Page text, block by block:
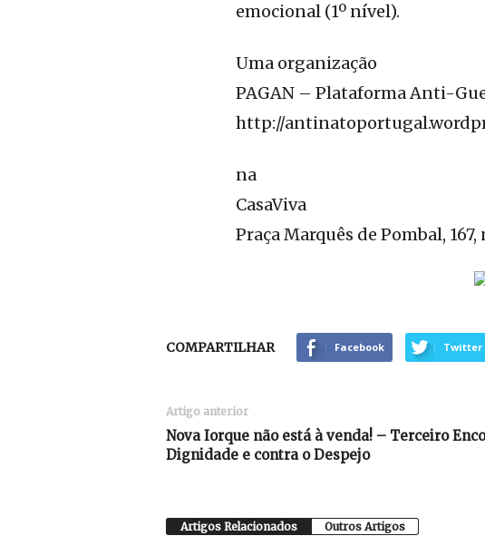
emocional (1º nível).
Uma organização
PAGAN – Plataforma Anti-
http://
na
CasaViva
Praça Marquês de Pombal,
COMPARTILHAR Facebook Twitter
Artigo anterior
Nova Iorque não está à venda! – Terceiro
Dignidade e contra o Despejo
Artigos Relacionados Outros Artigos